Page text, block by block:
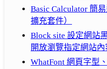
Basic Calculator 簡
擴充套件）
Block site 設定網站
開放瀏覽指定網站內
WhatFont 網頁字型